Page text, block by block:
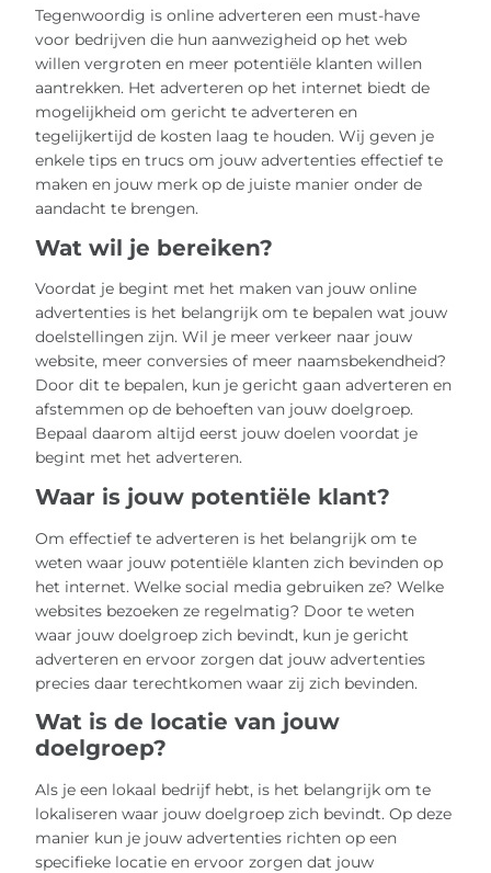
Tegenwoordig is online adverteren een must-have
voor bedrijven die hun aanwezigheid op het web
willen vergroten en meer potentiële klanten willen
aantrekken. Het adverteren op het internet biedt de
mogelijkheid om gericht te adverteren en
tegelijkertijd de kosten laag te houden. Wij geven je
enkele tips en trucs om jouw advertenties effectief te
maken en jouw merk op de juiste manier onder de
aandacht te brengen.
Wat wil je bereiken?
Voordat je begint met het maken van jouw online
advertenties is het belangrijk om te bepalen wat jouw
doelstellingen zijn. Wil je meer verkeer naar jouw
website, meer conversies of meer naamsbekendheid?
Door dit te bepalen, kun je gericht gaan adverteren en
afstemmen op de behoeften van jouw doelgroep.
Bepaal daarom altijd eerst jouw doelen voordat je
begint met het adverteren.
Waar is jouw potentiële klant?
Om effectief te adverteren is het belangrijk om te
weten waar jouw potentiële klanten zich bevinden op
het internet. Welke social media gebruiken ze? Welke
websites bezoeken ze regelmatig? Door te weten
waar jouw doelgroep zich bevindt, kun je gericht
adverteren en ervoor zorgen dat jouw advertenties
precies daar terechtkomen waar zij zich bevinden.
Wat is de locatie van jouw
doelgroep?
Als je een lokaal bedrijf hebt, is het belangrijk om te
lokaliseren waar jouw doelgroep zich bevindt. Op deze
manier kun je jouw advertenties richten op een
specifieke locatie en ervoor zorgen dat jouw